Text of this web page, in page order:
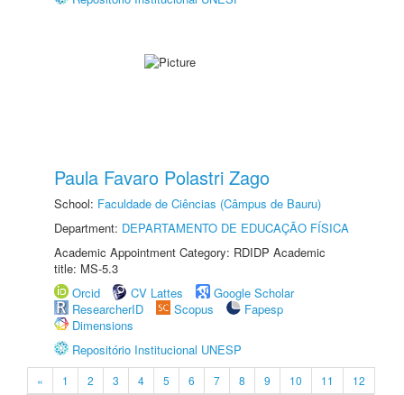
Paula Favaro Polastri Zago
School: Faculdade de Ciências (Câmpus de Bauru)
Department: DEPARTAMENTO DE EDUCAÇÃO FÍSICA
Academic Appointment Category: RDIDP Academic
title: MS-5.3
Orcid
CV Lattes
Google Scholar
ResearcherID
Scopus
Fapesp
Dimensions
Repositório Institucional UNESP
« 1 2 3 4 5 6 7 8 9 10 11
12